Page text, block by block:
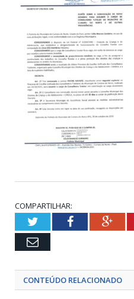
COMPARTILHAR:
TwitterFacebook
Email
CONTEÚDO RELACIONADO